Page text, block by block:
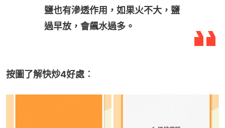
鹽也有滲透作用，如果火不大，鹽
過早放，會飆水過多。
按圖了解快炒4好處︰